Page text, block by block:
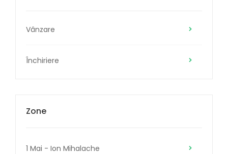
Vânzare
Închiriere
Zone
1 Mai - Ion Mihalache